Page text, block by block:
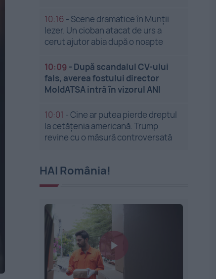
10:16 - Scene dramatice în Munții
Iezer. Un cioban atacat de urs a
cerut ajutor abia după o noapte
10:09 - După scandalul CV-ului
fals, averea fostului director
MoldATSA intră în vizorul ANI
10:01 -Cine ar putea pierde dreptul
la cetățenia americană. Trump
revine cu o măsură controversată
HAI România!